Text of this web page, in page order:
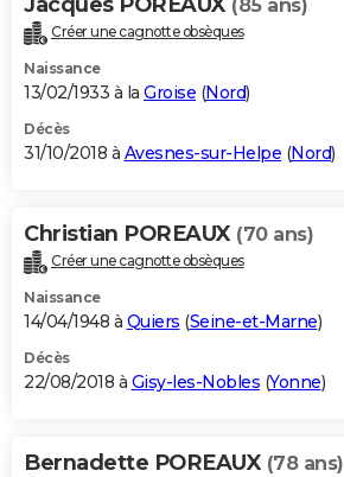
(85 ans)
Créer une cagnotte obsèques
Naissance
13/02/1933 à la Groise (Nord)
Décès
31/10/2018 à Avesnes-sur-Helpe (Nord)
Christian POREAUX (70 ans)
Créer une cagnotte obsèques
Naissance
14/04/1948 à Quiers (Seine-et-Marne)
Décès
22/08/2018 à Gisy-les-Nobles (Yonne)
Bernadette POREAUX (78 ans)